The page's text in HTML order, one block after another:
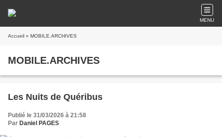
MENU
Accueil » MOBILE.ARCHIVES
MOBILE.ARCHIVES
Les Nuits de Quéribus
Publié le 31/03/2026 à 21:58
Par Daniel PAGES